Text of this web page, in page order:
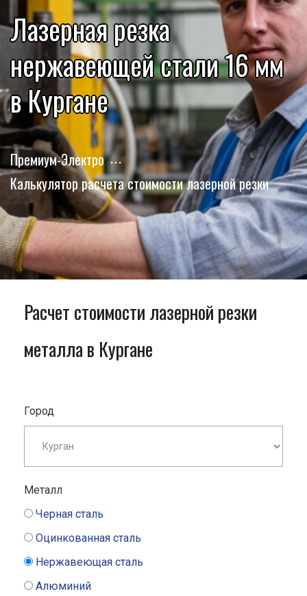
Лазерная резка
нержавеющей стали 16 мм
в Кургане
Премиум-Электро
Калькулятор расчета стоимости лазерной резки
Расчет стоимости лазерной резки
металла в Кургане
Город
Металл
Черная сталь
Оцинкованная сталь
Нержавеющая сталь
Алюминий